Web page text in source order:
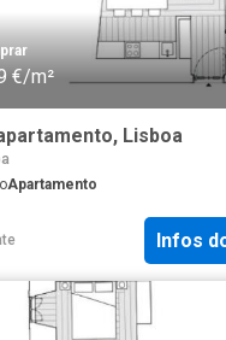
€/m²
Lisboa
Apartamento
Infos